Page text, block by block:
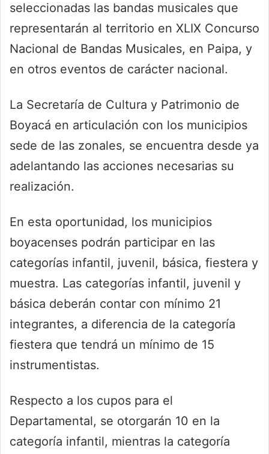
seleccionadas las bandas musicales que
representarán al territorio en XLIX Concurso
Nacional de Bandas Musicales, en Paipa, y
en otros eventos de carácter nacional.
La Secretaría de Cultura y Patrimonio de
Boyacá en articulación con los municipios
sede de las zonales, se encuentra desde ya
adelantando las acciones necesarias su
realización.
En esta oportunidad, los municipios
boyacenses podrán participar en las
categorías infantil, juvenil, básica, fiestera y
muestra. Las categorías infantil, juvenil y
básica deberán contar con mínimo 21
integrantes, a diferencia de la categoría
fiestera que tendrá un mínimo de 15
instrumentistas.
Respecto a los cupos para el
Departamental, se otorgarán 10 en la
categoría infantil, mientras la categoría